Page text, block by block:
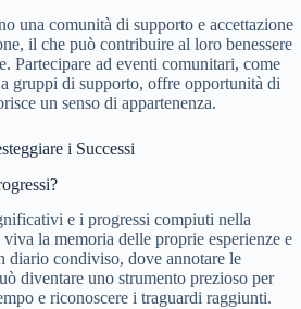
una comunità di supporto e accettazione
il che può contribuire al loro benessere
Partecipare ad eventi comunitari, come
gruppi di supporto, offre opportunità di
un senso di appartenenza.
i Successi
e i progressi compiuti nella
la memoria delle proprie esperienze e
diario condiviso, dove annotare le
diventare uno strumento prezioso per
e riconoscere i traguardi raggiunti.